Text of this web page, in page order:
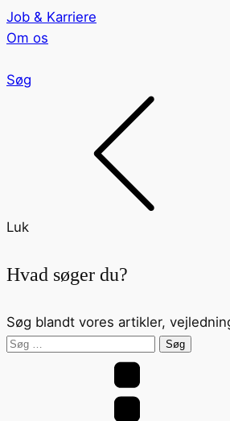
Job & Karriere
Om os
Søg
Luk
Hvad søger du?
Søg blandt vores artikler,
Søg